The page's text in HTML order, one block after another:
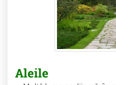
Aleile